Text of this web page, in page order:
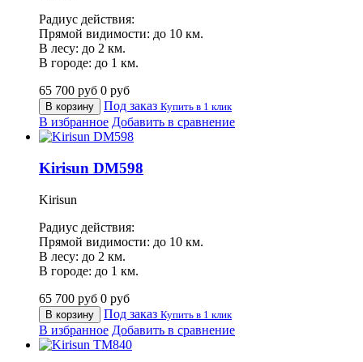
Радиус действия:
Прямой видимости: до 10 км.
В лесу: до 2 км.
В городе: до 1 км.
65 700 руб 0 руб
В корзину Под заказ Купить в 1 клик
В избранное Добавить в сравнение
Kirisun DM598
Kirisun
Радиус действия:
Прямой видимости: до 10 км.
В лесу: до 2 км.
В городе: до 1 км.
65 700 руб 0 руб
В корзину Под заказ Купить в 1 клик
В избранное Добавить в сравнение